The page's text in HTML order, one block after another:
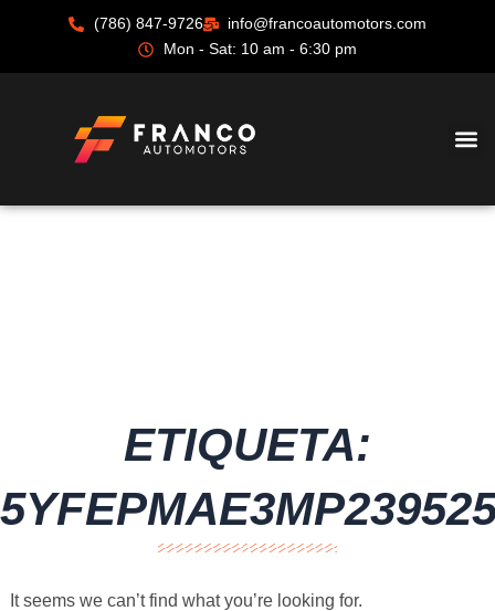
contenido
(786) 847-9726
info@francoautomotors.com
Mon - Sat: 10 am - 6:30 pm
ETIQUETA:
It seems we can’t find what you’re looking for.